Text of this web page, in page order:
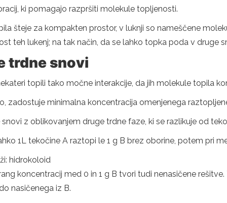
ki pomagajo razpršiti molekule topljenosti.
šteje za kompakten prostor, v luknji so nameščene
teh lukenj; na tak način, da se lahko topka poda v druge
trdne snovi
topili tako močne interakcije, da jih molekule topila
zadostuje minimalna koncentracija omenjenega
z oblikovanjem druge trdne faze, ki se razlikuje od
1L tekočine A raztopi le 1 g B brez oborine, potem pri
hidrokoloid
koncentracij med 0 in 1 g B tvori tudi nenasičene
nasičenega iz B.